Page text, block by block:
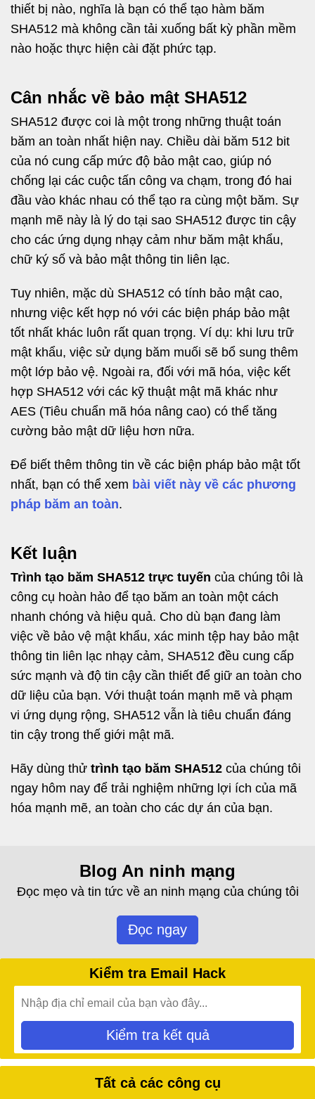
thiết bị nào, nghĩa là bạn có thể tạo hàm băm
SHA512 mà không cần tải xuống bất kỳ phần mềm
nào hoặc thực hiện cài đặt phức tạp.
Cân nhắc về bảo mật SHA512
SHA512 được coi là một trong những thuật toán
băm an toàn nhất hiện nay. Chiều dài băm 512 bit
của nó cung cấp mức độ bảo mật cao, giúp nó
chống lại các cuộc tấn công va chạm, trong đó hai
đầu vào khác nhau có thể tạo ra cùng một băm. Sự
mạnh mẽ này là lý do tại sao SHA512 được tin cậy
cho các ứng dụng nhạy cảm như băm mật khẩu,
chữ ký số và bảo mật thông tin liên lạc.
Tuy nhiên, mặc dù SHA512 có tính bảo mật cao,
nhưng việc kết hợp nó với các biện pháp bảo mật
tốt nhất khác luôn rất quan trọng. Ví dụ: khi lưu trữ
mật khẩu, việc sử dụng băm muối sẽ bổ sung thêm
một lớp bảo vệ. Ngoài ra, đối với mã hóa, việc kết
hợp SHA512 với các kỹ thuật mật mã khác như
AES (Tiêu chuẩn mã hóa nâng cao) có thể tăng
cường bảo mật dữ liệu hơn nữa.
Để biết thêm thông tin về các biện pháp bảo mật tốt
nhất, bạn có thể xem bài viết này về các phương
pháp băm an toàn.
Kết luận
Trình tạo băm SHA512 trực tuyến của chúng tôi là
công cụ hoàn hảo để tạo băm an toàn một cách
nhanh chóng và hiệu quả. Cho dù bạn đang làm
việc về bảo vệ mật khẩu, xác minh tệp hay bảo mật
thông tin liên lạc nhạy cảm, SHA512 đều cung cấp
sức mạnh và độ tin cậy cần thiết để giữ an toàn cho
dữ liệu của bạn. Với thuật toán mạnh mẽ và phạm
vi ứng dụng rộng, SHA512 vẫn là tiêu chuẩn đáng
tin cậy trong thế giới mật mã.
Hãy dùng thử trình tạo băm SHA512 của chúng tôi
ngay hôm nay để trải nghiệm những lợi ích của mã
hóa mạnh mẽ, an toàn cho các dự án của bạn.
Blog An ninh mạng
Đọc mẹo và tin tức về an ninh mạng của chúng tôi
Đọc ngay
Kiểm tra Email Hack
Kiểm tra kết quả
Tất cả các công cụ